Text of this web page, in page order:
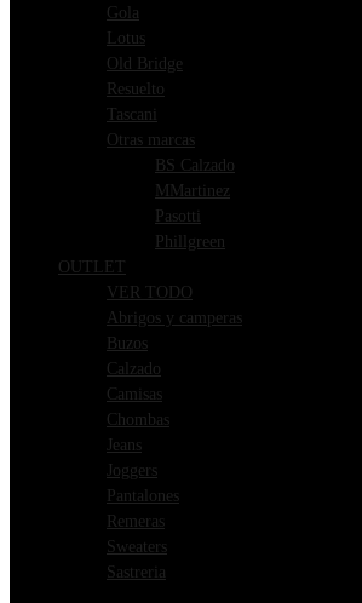
Gola
Lotus
Old Bridge
Resuelto
Tascani
Otras marcas
BS Calzado
MMartinez
Pasotti
Phillgreen
OUTLET
VER TODO
Abrigos y camperas
Buzos
Calzado
Camisas
Chombas
Jeans
Joggers
Pantalones
Remeras
Sweaters
Sastreria